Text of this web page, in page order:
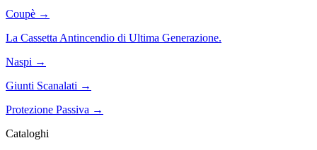
Coupè →
La Cassetta Antincendio di Ultima Generazione.
Naspi →
Giunti Scanalati →
Protezione Passiva →
Cataloghi